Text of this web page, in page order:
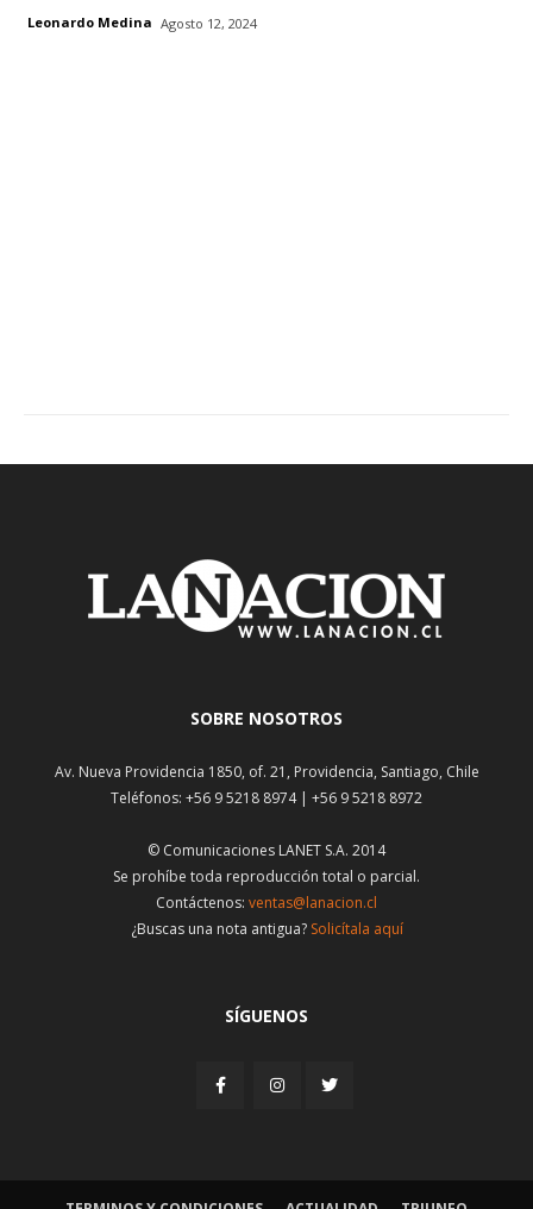
Leonardo Medina Agosto 12, 2024
SOBRE NOSOTROS
Av. Nueva Providencia 1850, of. 21, Providencia, Santiago, Chile
Teléfonos: +56 9 5218 8974 | +56 9 5218 8972
© Comunicaciones LANET S.A. 2014
Se prohíbe toda reproducción total o parcial.
Contáctenos: ventas@lanacion.cl
¿Buscas una nota antigua? Solicítala aquí
SÍGUENOS